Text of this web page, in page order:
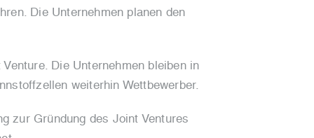
Die Unternehmen planen den
Die Unternehmen bleiben in
weiterhin Wettbewerber.
zur Gründung des Joint Ventures